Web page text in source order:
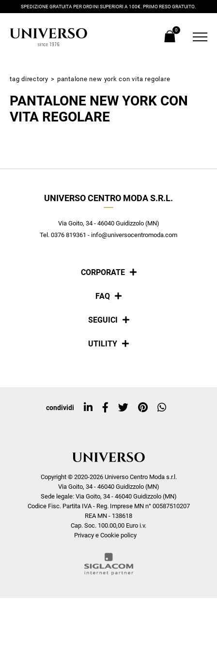
SPEDIZIONE GRATUITA PER ORDINI SUPERIORI A 100€. PRIMO RESO GRATUITO.
0
tag directory > pantalone new york con vita regolare
PANTALONE NEW YORK CON
VITA REGOLARE
UNIVERSO CENTRO MODA S.R.L.
Via Goito, 34 - 46040 Guidizzolo (MN)
Tel. 0376 819361 - info@universocentromoda.com
CORPORATE
Chi siamo
FAQ
Pagamenti
SEGUICI
Social
UTILITY
Top ricerche
condividi
Copyright © 2020-2026 Universo Centro Moda s.r.l.
Via Goito, 34 - 46040 Guidizzolo (MN)
Sede legale: Via Goito, 34 - 46040 Guidizzolo (MN)
Codice Fisc. Partita IVA - Reg. Imprese MN n° 00587510207
REA MN - 138618
Cap. Soc. 100.00,00 Euro i.v.
Privacy e Cookie policy
Iscriviti alla newsletter
nuovi arrivi utilizzabile anche in negozio!
Crea il tuo stile grazie ai consigli dei nostri personal shopper e
scopri in anteprima le offerte in esclusiva a te riservate.
ISCRIVITI